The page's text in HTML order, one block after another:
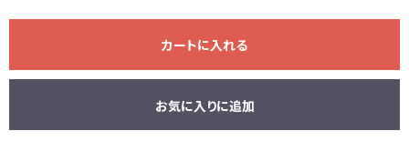
カートに入れる
お気に入りに追加